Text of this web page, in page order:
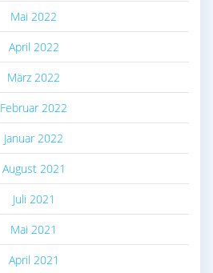
Mai 2022
April 2022
März 2022
Februar 2022
Januar 2022
August 2021
Juli 2021
Mai 2021
April 2021